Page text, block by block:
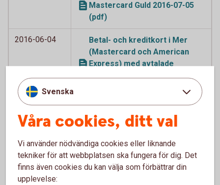
Mastercard Guld 2016-07-05
(pdf)
2016-06-04
Betal- och kreditkort i Mer
(Mastercard och American
Express) med avtalade
tilläggstjänster 2016-06-04
Mastercard (tidigare
Världsnaturkortet betal- och
kreditkort Mastercard 2016-
06-04 (pdf)
Svenska
Våra cookies, ditt val
Vi använder nödvändiga cookies eller liknande
tekniker för att webbplatsen ska fungera för dig. Det
finns även cookies du kan välja som förbättrar din
upplevelse: